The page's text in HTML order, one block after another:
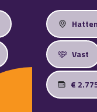
Vast
€